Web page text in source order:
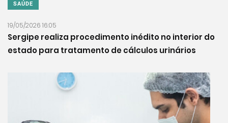
SAÚDE
19/05/2026 16:05
Sergipe realiza procedimento inédito no interior do
estado para tratamento de cálculos urinários